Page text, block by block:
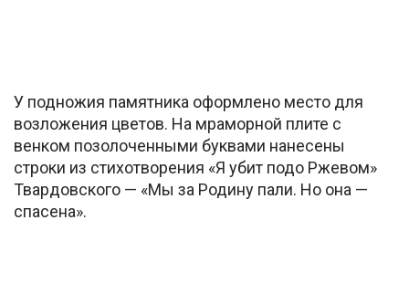
У подножия памятника оформлено место для
возложения цветов. На мраморной плите с
венком позолоченными буквами нанесены
строки из стихотворения «Я убит подо Ржевом»
Твардовского — «Мы за Родину пали. Но она —
спасена».